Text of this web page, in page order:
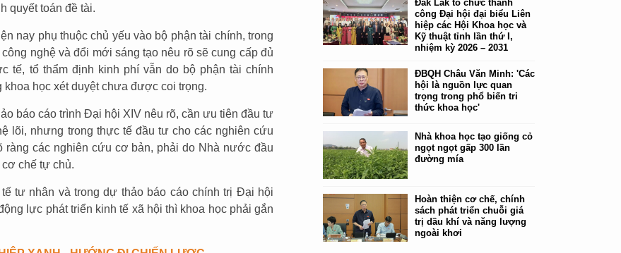
quyết toán đề tài.
nay phụ thuộc chủ yếu vào bộ phận tài chính, trong
nghệ và đổi mới sáng tạo nêu rõ sẽ cung cấp đủ
tế, tổ thẩm định kinh phí vẫn do bộ phận tài chính
học xét duyệt chưa được coi trọng.
báo cáo trình Đại hội XIV nêu rõ, cần ưu tiên đầu tư
lõi, nhưng trong thực tế đầu tư cho các nghiên cứu
ràng các nghiên cứu cơ bản, phải do Nhà nước đầu
chế tự chủ.
tư nhân và trong dự thảo báo cáo chính trị Đại hội
lực phát triển kinh tế xã hội thì khoa học phải gắn
Đắk Lắk tổ chức thành
công Đại hội đại biểu Liên
hiệp các Hội Khoa học và
Kỹ thuật tỉnh lần thứ I,
nhiệm kỳ 2026 – 2031
ĐBQH Châu Văn Minh: 'Các
hội là nguồn lực quan
trọng trong phổ biến tri
thức khoa học'
Nhà khoa học tạo giống cỏ
ngọt ngọt gấp 300 lần
đường mía
Hoàn thiện cơ chế, chính
sách phát triển chuỗi giá
trị dầu khí và năng lượng
ngoài khơi